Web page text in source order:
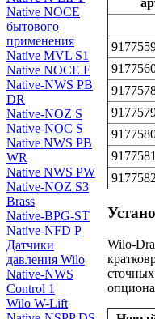
Native NOCE
бытового
применения
Native MVL S1
Native NOCE F
Native-NWS PB
DR
Native-NOZ S
Native-NOC S
Native NWS PB
WR
Native NWS PW
Native-NOZ S3
Brass
Native-BPG-ST
Native-NFD P
Датчики
давления Wilo
Native-NWS
Control 1
Wilo W-Lift
9177581
9177582
Wilo-